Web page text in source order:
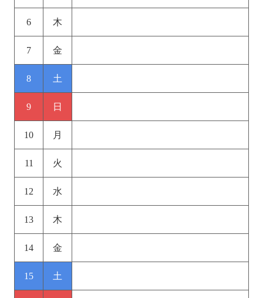
6 木
7 金
8 土
9 日
10 月
11 火
12 水
13 木
14 金
15 土